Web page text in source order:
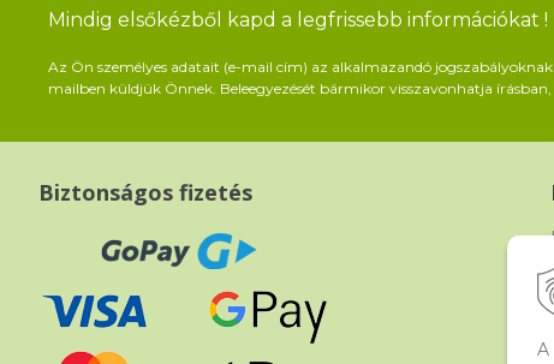
A
Mindig elsőkézből kapd a legfrissebb információkat !
Az Ön személyes adatait (e-mail cím) az alkalmazandó
mailben küldjük Önnek. Beleegyezését bármikor visszavonhatja
Biztonságos fizetés